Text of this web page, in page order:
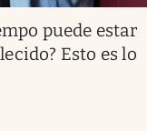
puede estar
Esto es lo